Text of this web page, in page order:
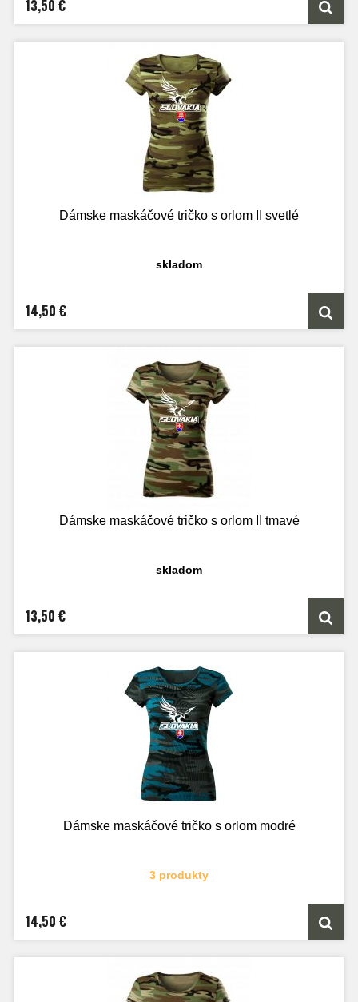
13,50 €
Dámske maskáčové tričko s orlom II svetlé
skladom
14,50 €
Dámske maskáčové tričko s orlom II tmavé
skladom
13,50 €
Dámske maskáčové tričko s orlom modré
3 produkty
14,50 €